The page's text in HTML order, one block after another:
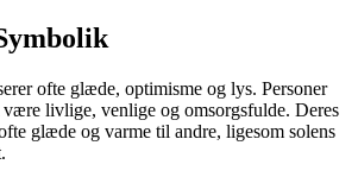
ofte glæde, optimisme og lys. Personer
være livlige, venlige og omsorgsfulde. Deres
glæde og varme til andre, ligesom solens